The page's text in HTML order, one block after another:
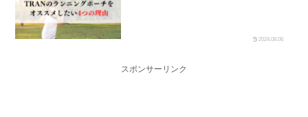
2024.08.06
スポンサーリンク